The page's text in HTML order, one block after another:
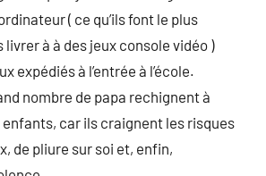
( ce qu’ils font le plus
livrer à à des jeux console vidéo )
expédiés à l’entrée à l’école.
nombre de papa rechignent à
car ils craignent les risques
de pliure sur soi et, enfin,